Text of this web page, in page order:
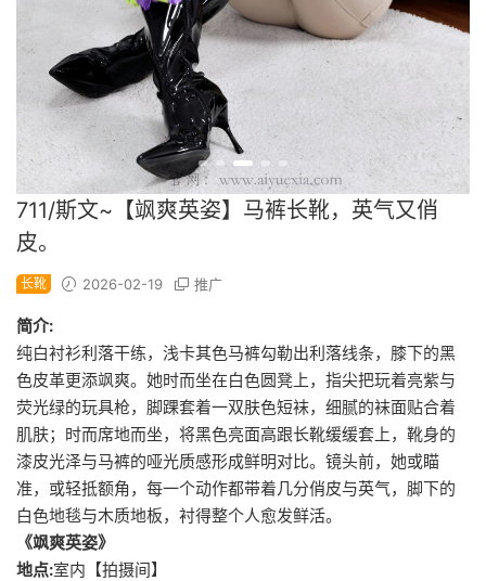
711/斯文~【飒爽英姿】马裤长靴，英气又俏
皮。
长靴 2026-02-19 推广
简介:
纯白衬衫利落干练，浅卡其色马裤勾勒出利落线条，膝下的黑
色皮革更添飒爽。她时而坐在白色圆凳上，指尖把玩着亮紫与
荧光绿的玩具枪，脚踝套着一双肤色短袜，细腻的袜面贴合着
肌肤；时而席地而坐，将黑色亮面高跟长靴缓缓套上，靴身的
漆皮光泽与马裤的哑光质感形成鲜明对比。镜头前，她或瞄
准，或轻抵额角，每一个动作都带着几分俏皮与英气，脚下的
白色地毯与木质地板，衬得整个人愈发鲜活。
《飒爽英姿》
地点:室内【拍摄间】